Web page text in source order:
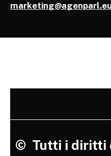
marketing@agenparl.eu
© Tutti i diritti